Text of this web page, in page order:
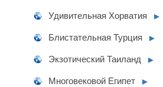
Удивительная Хорватия ►
Блистательная Турция ►
Экзотический Таиланд ►
Многовековой Египет ►